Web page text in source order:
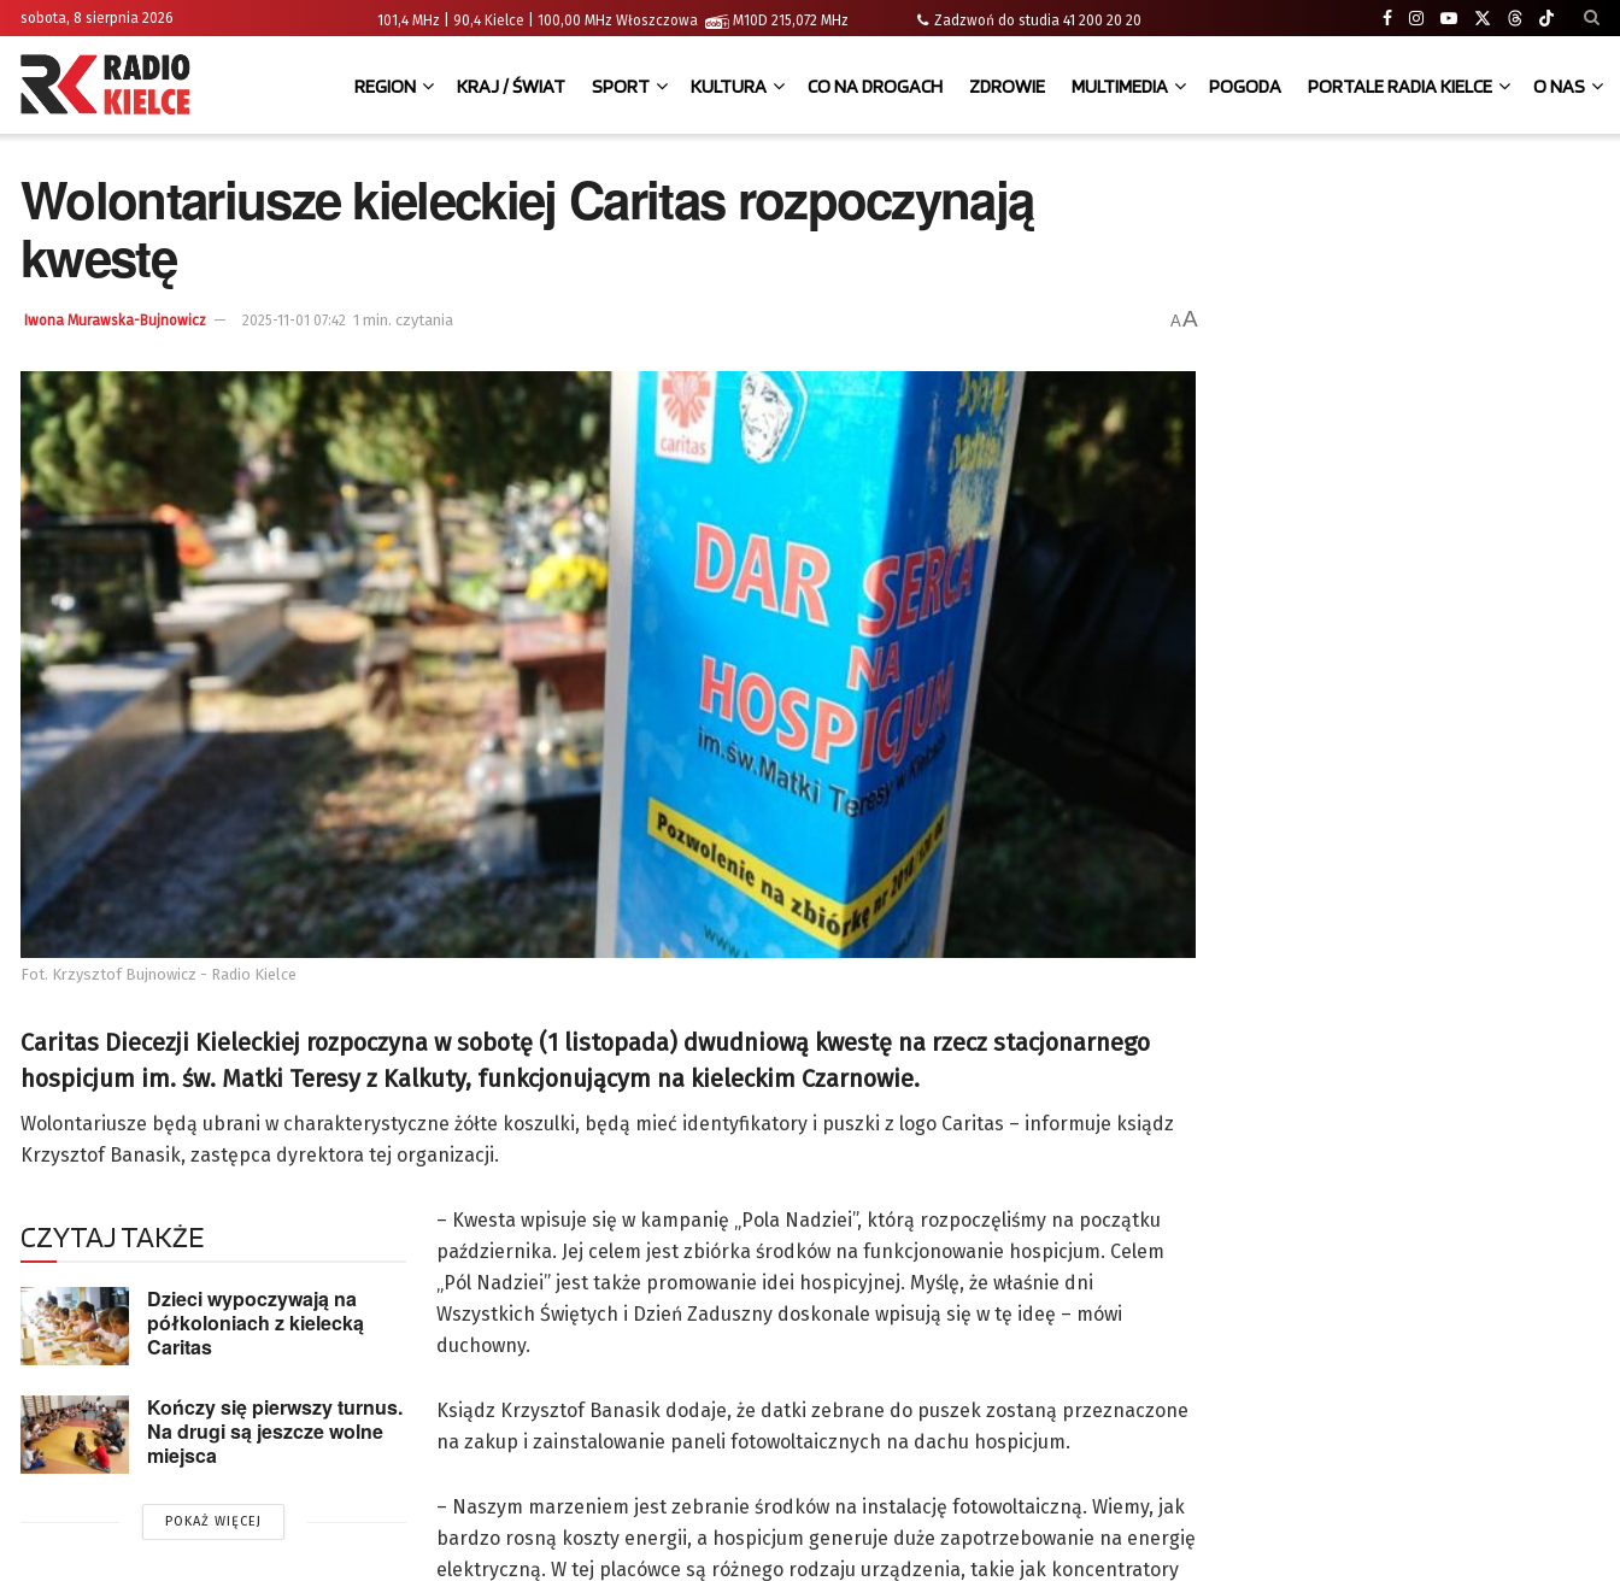
sobota, 8 sierpnia 2026 101,4 MHz | 90,4 Kielce | 100,00 MHz Włoszczowa M10D 215,072 MHz Zadzwoń do studia 41 200 20 20
REGION KRAJ / ŚWIAT SPORT KULTURA CO NA DROGACH ZDROWIE MULTIMEDIA POGODA PORTALE RADIA KIELCE O NAS
Wolontariusze kieleckiej Caritas rozpoczynają
kwestę
Iwona Murawska-Bujnowicz 2025-11-01 07:42 1 min. czytania AA
Fot. Krzysztof Bujnowicz - Radio Kielce
Caritas Diecezji Kieleckiej rozpoczyna w sobotę (1 listopada) dwudniową kwestę na rzecz stacjonarnego
hospicjum im. św. Matki Teresy z Kalkuty, funkcjonującym na kieleckim Czarnowie.
Wolontariusze będą ubrani w charakterystyczne żółte koszulki, będą mieć identyfikatory i puszki z logo Caritas – informuje ksiądz
Krzysztof Banasik, zastępca dyrektora tej organizacji.
CZYTAJ TAKŻE
Dzieci wypoczywają na
półkoloniach z kielecką
Caritas
Kończy się pierwszy turnus.
Na drugi są jeszcze wolne
miejsca
POKAŻ WIĘCEJ
– Kwesta wpisuje się w kampanię „Pola Nadziei”, którą rozpoczęliśmy na początku
października. Jej celem jest zbiórka środków na funkcjonowanie hospicjum. Celem
„Pól Nadziei” jest także promowanie idei hospicyjnej. Myślę, że właśnie dni
Wszystkich Świętych i Dzień Zaduszny doskonale wpisują się w tę ideę – mówi
duchowny.
Ksiądz Krzysztof Banasik dodaje, że datki zebrane do puszek zostaną przeznaczone
na zakup i zainstalowanie paneli fotowoltaicznych na dachu hospicjum.
– Naszym marzeniem jest zebranie środków na instalację fotowoltaiczną. Wiemy, jak
bardzo rosną koszty energii, a hospicjum generuje duże zapotrzebowanie na energię
elektryczną. W tej placówce są różnego rodzaju urządzenia, takie jak koncentratory